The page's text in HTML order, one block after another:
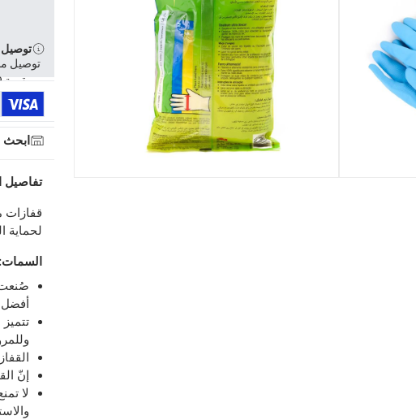
توصيل مجاني للطلبات فوق 99 درهم، أو رسوم 20 درهم.
أيام عمل
توصيل مجاني للطلبات فوق 99 درهم، أو رسوم 20 درهم.
تحتاج تركيب: خلال 2 إلى 4 أيام عمل
-تُطبق رسوم توصيل إضافية.
خلال 2 إلى 4 أيام عمل
-تُطبق رسوم توصيل إضافية.
توصيل
بقيمة 99 د.إ وأكثر
ابحث
تفاصيل
لحماية
السمات:
أفضل
إنّ
لا